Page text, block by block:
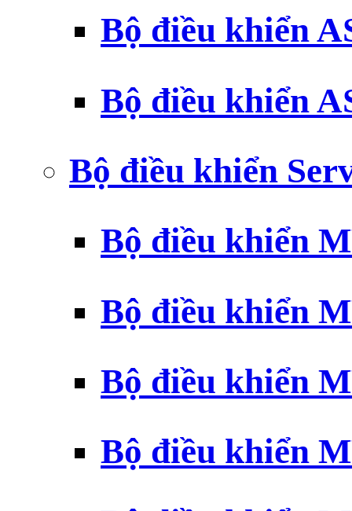
Bộ điều khiển
Bộ điều khiển
Bộ điều khiển
Bộ điều khiển
Bộ điều khiển
Bộ điều khiển
Bộ điều khiển